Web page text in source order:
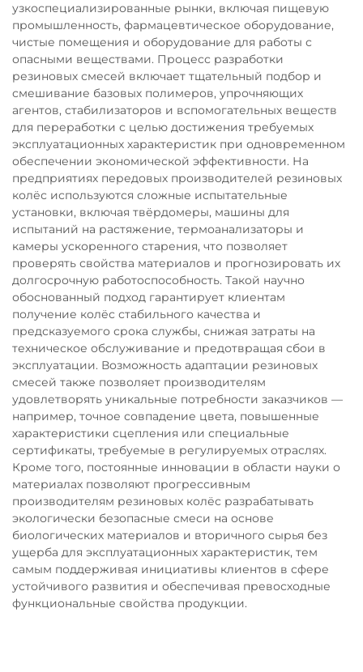
узкоспециализированные рынки, включая пищевую
промышленность, фармацевтическое оборудование,
чистые помещения и оборудование для работы с
опасными веществами. Процесс разработки
резиновых смесей включает тщательный подбор и
смешивание базовых полимеров, упрочняющих
агентов, стабилизаторов и вспомогательных веществ
для переработки с целью достижения требуемых
эксплуатационных характеристик при одновременном
обеспечении экономической эффективности. На
предприятиях передовых производителей резиновых
колёс используются сложные испытательные
установки, включая твёрдомеры, машины для
испытаний на растяжение, термоанализаторы и
камеры ускоренного старения, что позволяет
проверять свойства материалов и прогнозировать их
долгосрочную работоспособность. Такой научно
обоснованный подход гарантирует клиентам
получение колёс стабильного качества и
предсказуемого срока службы, снижая затраты на
техническое обслуживание и предотвращая сбои в
эксплуатации. Возможность адаптации резиновых
смесей также позволяет производителям
удовлетворять уникальные потребности заказчиков —
например, точное совпадение цвета, повышенные
характеристики сцепления или специальные
сертификаты, требуемые в регулируемых отраслях.
Кроме того, постоянные инновации в области науки о
материалах позволяют прогрессивным
производителям резиновых колёс разрабатывать
экологически безопасные смеси на основе
биологических материалов и вторичного сырья без
ущерба для эксплуатационных характеристик, тем
самым поддерживая инициативы клиентов в сфере
устойчивого развития и обеспечивая превосходные
функциональные свойства продукции.